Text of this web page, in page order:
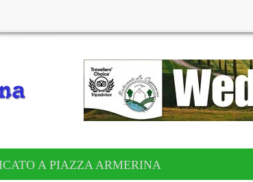
A PIAZZA ARMERINA